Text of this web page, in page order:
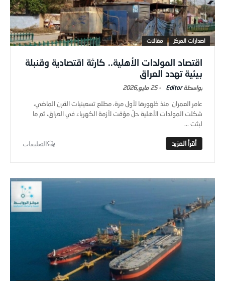
اصدارات المركز مقالات
اقتصاد المولدات الأهلية.. كارثة اقتصادية وقنبلة
بيئية تهدد العراق
Editor
-25 مايو,2026
عامر العمران منذ ظهورها لأول مرة، مطلع تسعينيات القرن الماضي،
شكلت المولدات الأهلية حلّ مؤقت لأزمة الكهرباء في العراق، ثم ما
لبثت ...
التعليقات